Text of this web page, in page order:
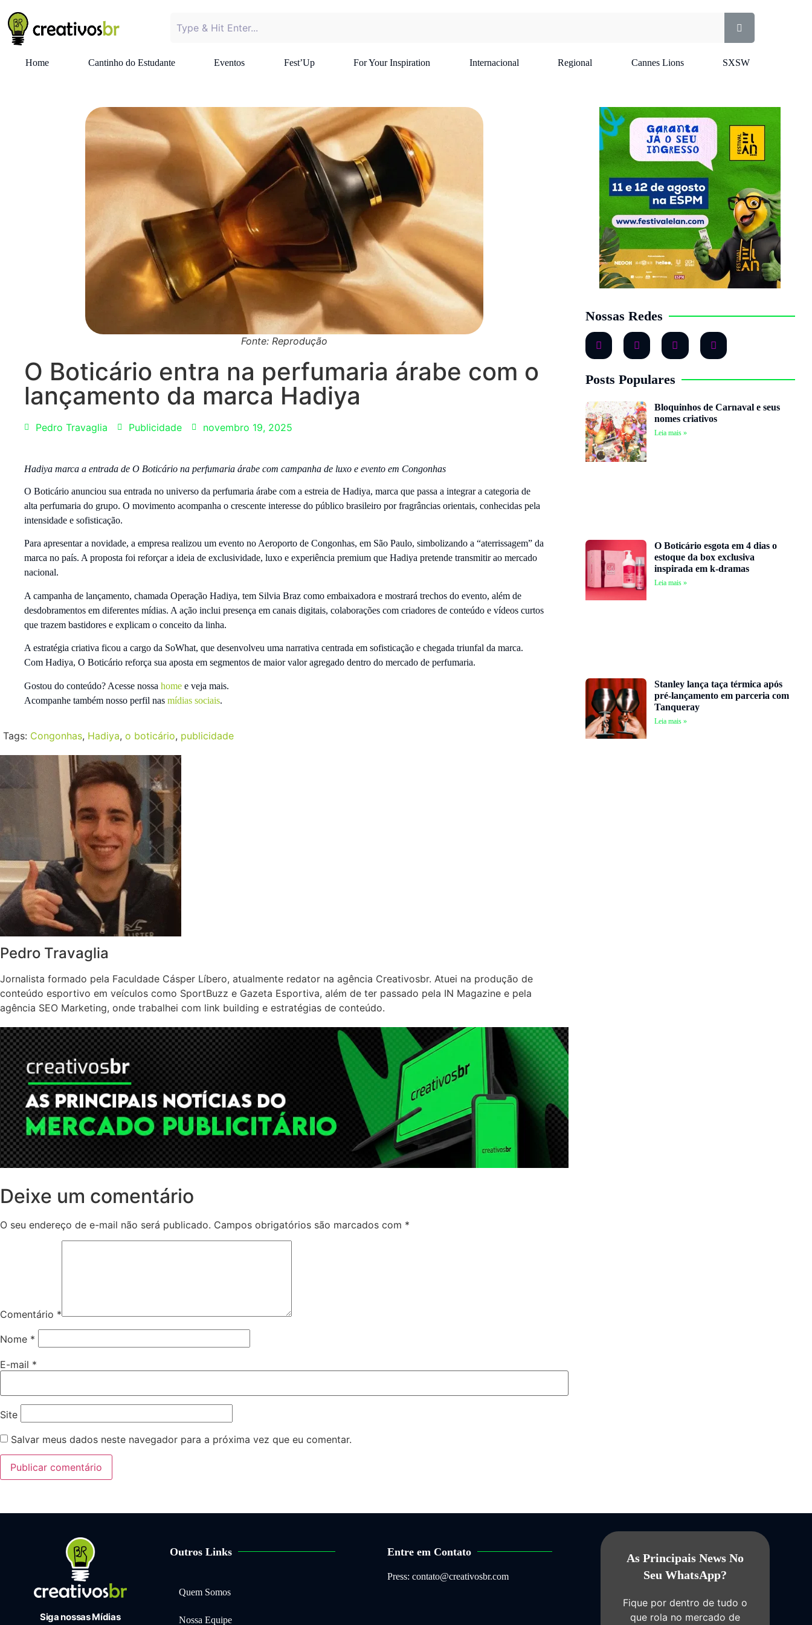
Home Cantinho do Estudante Eventos Fest’Up For Your Inspiration Internacional Regional Cannes Lions SXSW
Fonte: Reprodução
O Boticário entra na perfumaria árabe com o
lançamento da marca Hadiya
Pedro Travaglia Publicidade novembro 19, 2025
Hadiya marca a entrada de O Boticário na perfumaria árabe com campanha de luxo e evento em Congonhas
O Boticário anunciou sua entrada no universo da perfumaria árabe com a estreia de Hadiya, marca que passa a integrar a categoria de
alta perfumaria do grupo. O movimento acompanha o crescente interesse do público brasileiro por fragrâncias orientais, conhecidas pela
intensidade e sofisticação.
Para apresentar a novidade, a empresa realizou um evento no Aeroporto de Congonhas, em São Paulo, simbolizando a “aterrissagem” da
marca no país. A proposta foi reforçar a ideia de exclusividade, luxo e experiência premium que Hadiya pretende transmitir ao mercado
nacional.
A campanha de lançamento, chamada Operação Hadiya, tem Silvia Braz como embaixadora e mostrará trechos do evento, além de
desdobramentos em diferentes mídias. A ação inclui presença em canais digitais, colaborações com criadores de conteúdo e vídeos curtos
que trazem bastidores e explicam o conceito da linha.
A estratégia criativa ficou a cargo da SoWhat, que desenvolveu uma narrativa centrada em sofisticação e chegada triunfal da marca.
Com Hadiya, O Boticário reforça sua aposta em segmentos de maior valor agregado dentro do mercado de perfumaria.
Gostou do conteúdo? Acesse nossa home e veja mais.
Acompanhe também nosso perfil nas mídias sociais.
Tags: Congonhas, Hadiya, o boticário, publicidade
Pedro Travaglia
Jornalista formado pela Faculdade Cásper Líbero, atualmente redator na agência Creativosbr. Atuei na produção de
conteúdo esportivo em veículos como SportBuzz e Gazeta Esportiva, além de ter passado pela IN Magazine e pela
agência SEO Marketing, onde trabalhei com link building e estratégias de conteúdo.
Deixe um comentário
O seu endereço de e-mail não será publicado. Campos obrigatórios são marcados com *
Comentário *
Nome *
E-mail *
Site
Salvar meus dados neste navegador para a próxima vez que eu comentar.
Nossas Redes
Posts Populares
Bloquinhos de Carnaval e seus
nomes criativos
Leia mais »
O Boticário esgota em 4 dias o
estoque da box exclusiva
inspirada em k-dramas
Leia mais »
Stanley lança taça térmica após
pré-lançamento em parceria com
Tanqueray
Leia mais »
Siga nossas Mídias
Outros Links
Quem Somos
Nossa Equipe
Entre em Contato
Press: contato@creativosbr.com
As Principais News No
Seu WhatsApp?
Fique por dentro de tudo o
que rola no mercado de